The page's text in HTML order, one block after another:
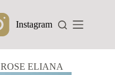
Instagram
ELIANA